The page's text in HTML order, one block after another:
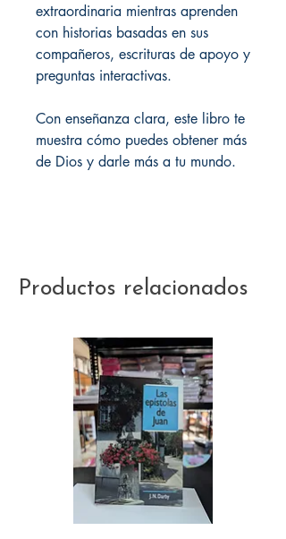
extraordinaria mientras aprenden
con historias basadas en sus
compañeros, escrituras de apoyo y
preguntas interactivas.
Con enseñanza clara, este libro te
muestra cómo puedes obtener más
de Dios y darle más a tu mundo.
Productos relacionados